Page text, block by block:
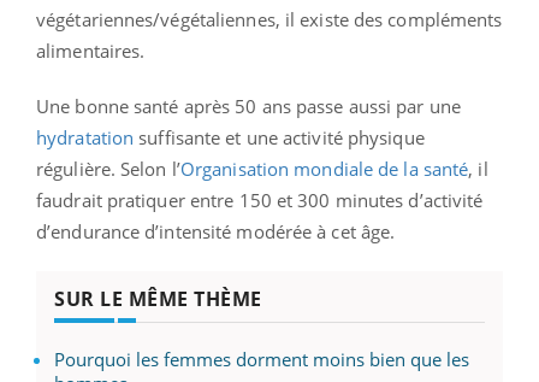
végétariennes/végétaliennes, il existe des compléments
alimentaires.
Une bonne santé après 50 ans passe aussi par une
hydratation suffisante et une activité physique
régulière. Selon l’Organisation mondiale de la santé, il
faudrait pratiquer entre 150 et 300 minutes d’activité
d’endurance d’intensité modérée à cet âge.
SUR LE MÊME THÈME
Pourquoi les femmes dorment moins bien que les